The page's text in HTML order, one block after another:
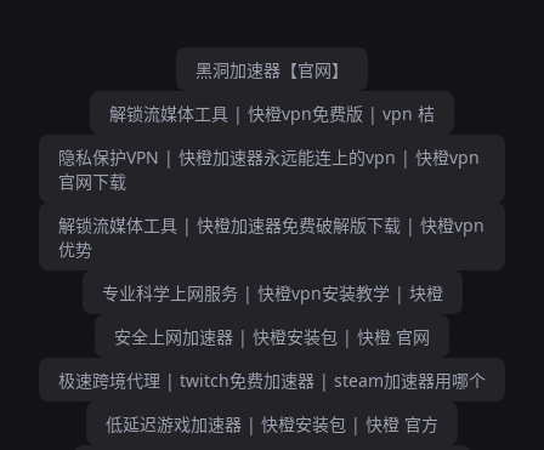
黑洞加速器【官网】
解锁流媒体工具 | 快橙vpn免费版 | vpn 桔
隐私保护VPN | 快橙加速器永远能连上的vpn | 快橙vpn
官网下载
解锁流媒体工具 | 快橙加速器免费破解版下载 | 快橙vpn
优势
专业科学上网服务 | 快橙vpn安装教学 | 块橙
安全上网加速器 | 快橙安装包 | 快橙 官网
极速跨境代理 | twitch免费加速器 | steam加速器用哪个
低延迟游戏加速器 | 快橙安装包 | 快橙 官方